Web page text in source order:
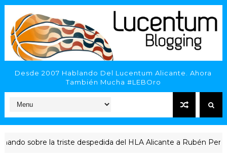
Desde 2007 Hablando Del Lucentum Alicante. Ahora
También Mucha #LEBOro
HLA Alicante a Rubén Perelló ACTUALIDAD LUCENTUM